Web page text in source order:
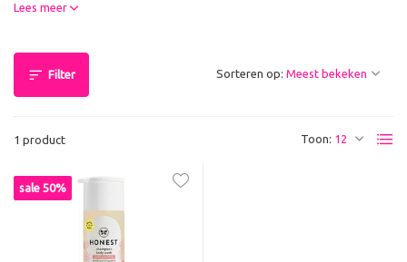
Lees meer
Filter
1 product Toon:
Sorteren op:
sale 50%